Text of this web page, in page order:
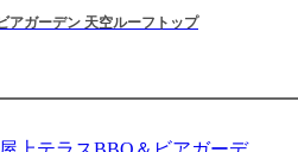
アガーデン 天空ルーフトップ